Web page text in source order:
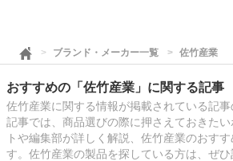
ブランド・メーカー一覧 佐竹産業
おすすめの「佐竹産業」に関する記事
佐竹産業に関する情報が掲載されている記
記事では、商品選びの際に押さえておきた
トや編集部が詳しく解説、佐竹産業のおす
す。佐竹産業の製品を探している方は、ぜ